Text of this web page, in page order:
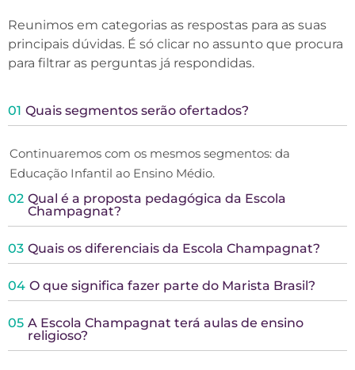
Reunimos em categorias as respostas para as suas
principais dúvidas. É só clicar no assunto que procura
para filtrar as perguntas já respondidas.
01 Quais segmentos serão ofertados?
Continuaremos com os mesmos segmentos: da
Educação Infantil ao Ensino Médio.
02 Qual é a proposta pedagógica da Escola
Champagnat?
03 Quais os diferenciais da Escola Champagnat?
04 O que significa fazer parte do Marista Brasil?
05 A Escola Champagnat terá aulas de ensino
religioso?